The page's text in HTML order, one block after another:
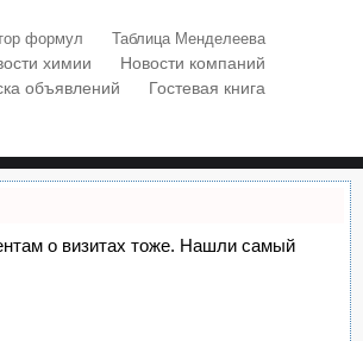
формул Таблица Менделеева
химии Новости компаний
объявлений Гостевая книга
о визитах тоже. Нашли самый